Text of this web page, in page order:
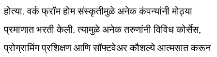
होत्या. वर्क फ्रॉम होम संस्कृतीमुळे अनेक कंपन्यांनी मोठ्या
प्रमाणात भरती केली. त्यामुळे अनेक तरुणांनी विविध कोर्सेस,
प्रोग्रामिंग प्रशिक्षण आणि सॉफ्टवेअर कौशल्ये आत्मसात करून